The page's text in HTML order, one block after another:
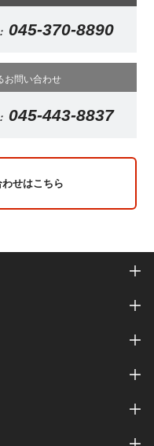
045-370-8890
お問い合わせ
045-443-8837
せはこちら